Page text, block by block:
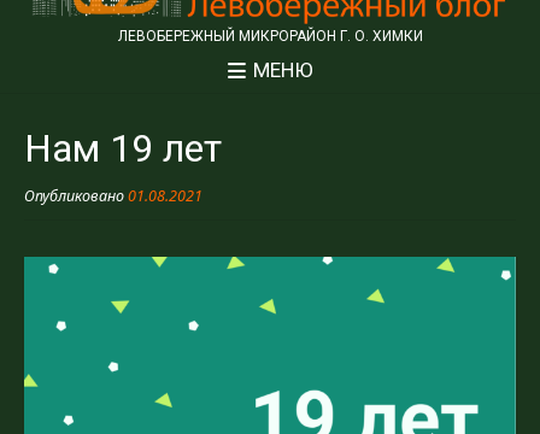
ЛЕВОБЕРЕЖНЫЙ МИКРОРАЙОН Г. О. ХИМКИ
МЕНЮ
Нам 19 лет
Опубликовано01.08.2021